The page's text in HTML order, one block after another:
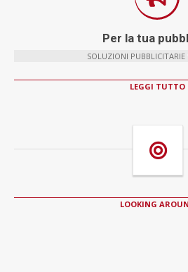
Per la tua
SOLUZIONI PUBBLICITARIE
LEGGI TUTTO
LOOKING